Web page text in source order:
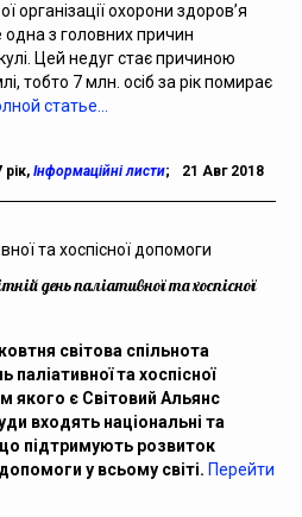
організації охорони здоров’я
з головних причин
Цей недуг стає причиною
тобто 7 млн. осіб за рік помирає
статье…
рік, Інформаційні листи; 21 Авг 2018
день паліативної та хоспісної
світова спільнота
паліативної та хоспісної
якого є Світовий Альянс
входять національні та
що підтримують розвиток
у всьому світі. Перейти